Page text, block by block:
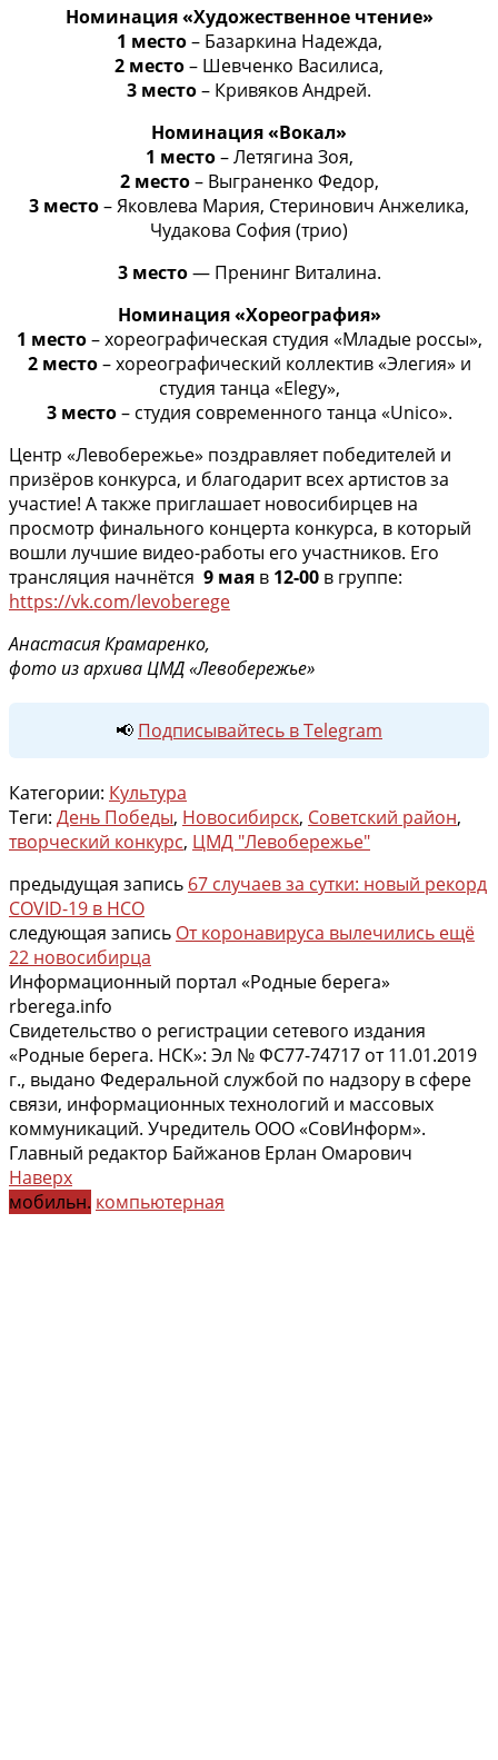
Номинация «Художественное чтение»
1 место– Базаркина Надежда,
2 место– Шевченко Василиса,
3 место– Кривяков Андрей.
Номинация «Вокал»
1 место– Летягина Зоя,
2 место– Выграненко Федор,
3 место– Яковлева Мария, Стеринович Анжелика,
Чудакова София (трио)
3 место— Пренинг Виталина.
Номинация «Хореография»
1 место– хореографическая студия «Младые россы»,
2 место– хореографический коллектив «Элегия» и
студия танца «Elegy»,
3 место– студия современного танца «Unico».
Центр «Левобережье» поздравляет победителей и
призёров конкурса, и благодарит всех артистов за
участие! А также приглашает новосибирцев на
просмотр финального концерта конкурса, в который
вошли лучшие видео-работы его участников. Его
трансляция начнётся 9 мая в 12-00 в группе:
https://vk.com/levoberege
Анастасия Крамаренко,
фото из архива ЦМД «Левобережье»
📢 Подписывайтесь в Telegram
Категории: Культура
Теги: День Победы, Новосибирск, Советский район,
творческий конкурс, ЦМД "Левобережье"
предыдущая запись 67 случаев за сутки: новый рекорд
COVID-19 в НСО
следующая запись От коронавируса вылечились ещё
22 новосибирца
Информационный портал «Родные берега»
rberega.info
Свидетельство о регистрации сетевого издания
«Родные берега. НСК»: Эл № ФС77-74717 от 11.01.2019
г., выдано Федеральной службой по надзору в сфере
связи, информационных технологий и массовых
коммуникаций. Учредитель ООО «СовИнформ».
Главный редактор Байжанов Ерлан Омарович
Наверх
мобильн. компьютерная